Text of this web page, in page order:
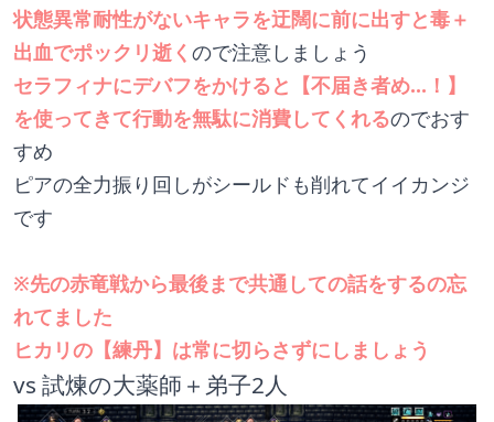
状態異常耐性がないキャラを迂闊に前に出すと毒＋
出血でポックリ逝く ので注意しましょう
セラフィナにデバフをかけると【不届き者め...！】
を使ってきて行動を無駄に消費してくれるのでおす
すめ
ピアの全力振り回しがシールドも削れてイイカンジ
です
※先の赤竜戦から最後まで共通しての話をするの忘
れてました
ヒカリの【練丹】は常に切らさずにしましょう
vs 試煉の大薬師＋弟子2人